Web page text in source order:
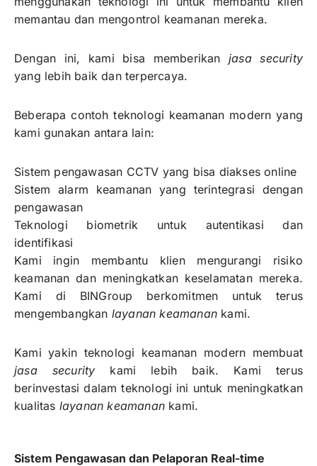
memantau dan mengontrol keamanan mereka.
Dengan ini, kami bisa memberikanjasa security
yang lebih baik dan terpercaya.
Beberapa contoh teknologi keamanan modern yang
kami gunakan antara lain:
Sistem pengawasan CCTV yang bisa diakses online
Sistem alarm keamanan yang terintegrasi dengan
pengawasan
Teknologi biometrik untuk autentikasi dan
identifikasi
Kami ingin membantu klien mengurangi risiko
keamanan dan meningkatkan keselamatan mereka.
Kami di BINGroup berkomitmen untuk terus
mengembangkan layanan keamanan kami.
Kami yakin teknologi keamanan modern membuat
jasa security kami lebih baik. Kami terus
berinvestasi dalam teknologi ini untuk meningkatkan
kualitas layanan keamanan kami.
Sistem Pengawasan dan Pelaporan Real-time